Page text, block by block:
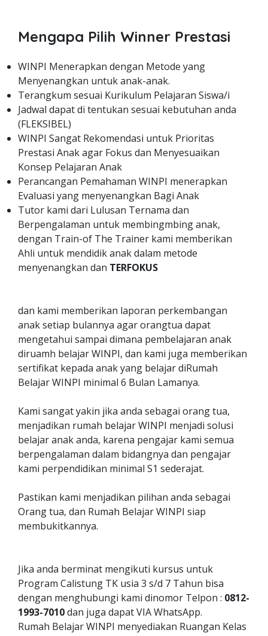
Mengapa Pilih Winner Prestasi
WINPI Menerapkan dengan Metode yang
Menyenangkan untuk anak-anak.
Terangkum sesuai Kurikulum Pelajaran Siswa/i
Jadwal dapat di tentukan sesuai kebutuhan anda
(FLEKSIBEL)
WINPI Sangat Rekomendasi untuk Prioritas
Prestasi Anak agar Fokus dan Menyesuaikan
Konsep Pelajaran Anak
Perancangan Pemahaman WINPI menerapkan
Evaluasi yang menyenangkan Bagi Anak
Tutor kami dari Lulusan Ternama dan
Berpengalaman untuk membingmbing anak,
dengan Train-of The Trainer kami memberikan
Ahli untuk mendidik anak dalam metode
menyenangkan dan TERFOKUS
dan kami memberikan laporan perkembangan
anak setiap bulannya agar orangtua dapat
mengetahui sampai dimana pembelajaran anak
diruamh belajar WINPI, dan kami juga memberikan
sertifikat kepada anak yang belajar diRumah
Belajar WINPI minimal 6 Bulan Lamanya.
Kami sangat yakin jika anda sebagai orang tua,
menjadikan rumah belajar WINPI menjadi solusi
belajar anak anda, karena pengajar kami semua
berpengalaman dalam bidangnya dan pengajar
kami perpendidikan minimal S1 sederajat.
Pastikan kami menjadikan pilihan anda sebagai
Orang tua, dan Rumah Belajar WINPI siap
membukitkannya.
Jika anda berminat mengikuti kursus untuk
Program Calistung TK usia 3 s/d 7 Tahun bisa
dengan menghubungi kami dinomor Telpon : 0812-
1993-7010dan juga dapat VIA WhatsApp.
Rumah Belajar WINPI menyediakan Ruangan Kelas